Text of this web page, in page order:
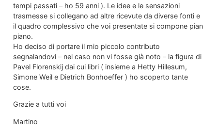
tempi passati – ho 59 anni ). Le idee e le sensazioni
trasmesse si collegano ad altre ricevute da diverse fonti e
il quadro complessivo che voi presentate si compone pian
piano.
Ho deciso di portare il mio piccolo contributo
segnalandovi – nel caso non vi fosse già noto – la figura di
Pavel Florenskij dai cui libri ( insieme a Hetty Hillesum,
Simone Weil e Dietrich Bonhoeffer ) ho scoperto tante
cose.
Grazie a tutti voi
Martino